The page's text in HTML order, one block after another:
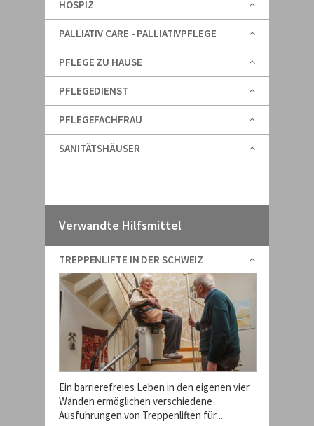
HOSPIZ
PALLIATIV CARE - PALLIATIVPFLEGE
PFLEGE ZU HAUSE
PFLEGEDIENST
PFLEGEFACHFRAU
SANITÄTSHÄUSER
Verwandte Hilfsmittel
TREPPENLIFTE IN DER SCHWEIZ
Ein barrierefreies Leben in den eigenen vier
Wänden ermöglichen verschiedene
Ausführungen von Treppenliften für ...